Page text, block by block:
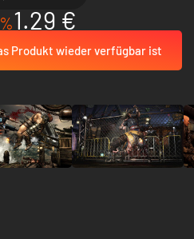
1.29 €
Produkt wieder verfügbar ist